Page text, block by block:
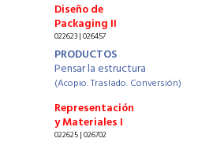
Diseño de
Packaging II
022623 | 026457
PRODUCTOS
Pensar la estructura
(Acopio. Traslado. Conversión)
Representación
y Materiales I
022625 | 026702